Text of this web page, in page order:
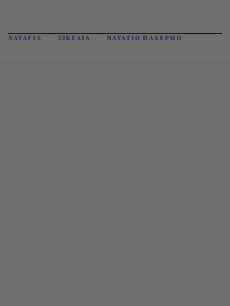
ΝΑΥΑΓΙΑ ΣΙΚΕΛΙΑ ΝΑΥΑΓΙΟ ΠΑΛΕΡΜΟ